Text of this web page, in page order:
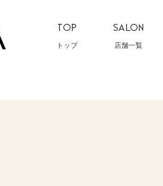
TOP
トップ
SALON
店舗一覧